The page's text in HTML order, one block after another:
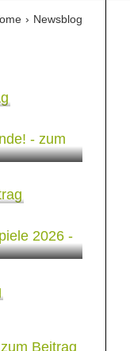
Newsblog